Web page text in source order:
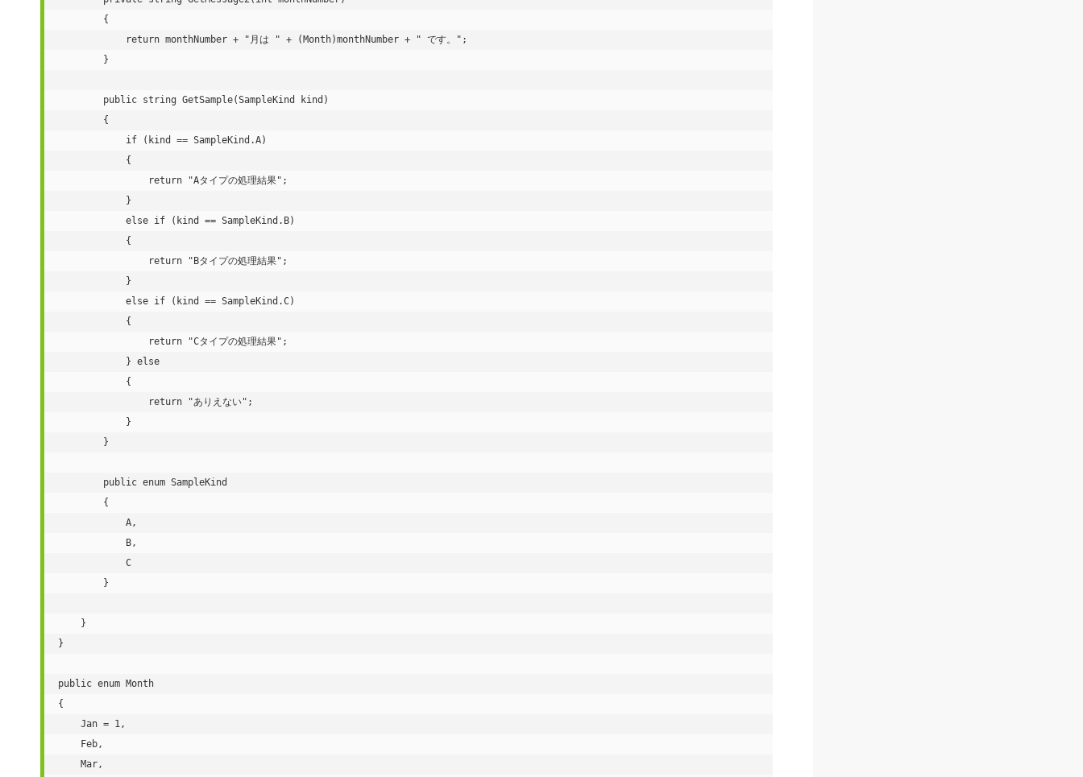
        {
            return monthNumber + "月は " + (Month)monthNumber + " です。";
        }
        public string GetSample(SampleKind kind)
        {
            if (kind == SampleKind.A)
            {
                return "Aタイプの処理結果";
            }
            else if (kind == SampleKind.B)
            {
                return "Bタイプの処理結果";
            }
            else if (kind == SampleKind.C)
            {
                return "Cタイプの処理結果";
            } else
            {
                return "ありえない";
            }
        }
        public enum SampleKind
        {
            A,
            B,
            C
        }
    }
}
public enum Month
{
    Jan = 1,
    Feb,
    Mar,